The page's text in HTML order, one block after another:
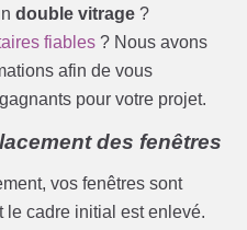
double vitrage ?
fiables ? Nous avons
afin de vous
pour votre projet.
des fenêtres
vos fenêtres sont
le cadre initial est enlevé.